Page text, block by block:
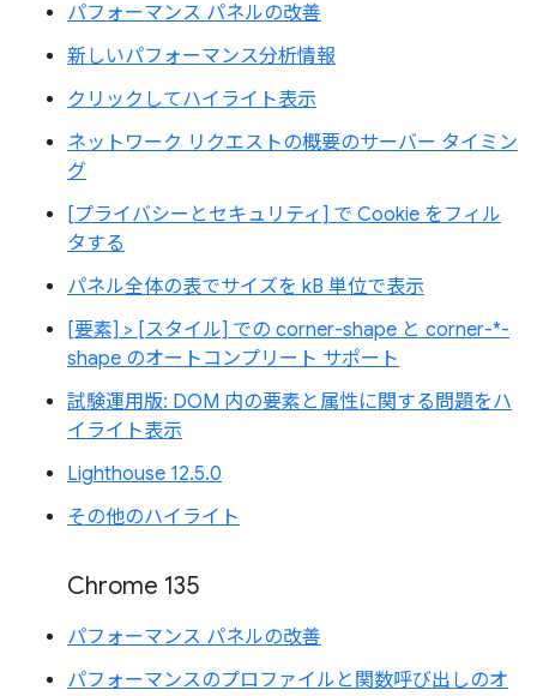
パフォーマンス パネルの改善
新しいパフォーマンス分析情報
クリックしてハイライト表示
ネットワーク リクエストの概要のサーバー タイミン
グ
[プライバシーとセキュリティ] で Cookie をフィル
タする
パネル全体の表でサイズを kB 単位で表示
[要素] > [スタイル] での corner-shape と corner-*-
shape のオートコンプリート サポート
試験運用版: DOM 内の要素と属性に関する問題をハ
イライト表示
Lighthouse 12.5.0
その他のハイライト
Chrome 135
パフォーマンス パネルの改善
パフォーマンスのプロファイルと関数呼び出しのオ